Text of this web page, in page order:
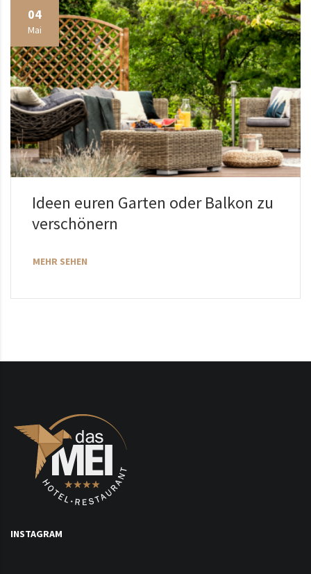
04
Mai
Ideen euren Garten oder Balkon zu
verschönern
MEHR SEHEN
INSTAGRAM